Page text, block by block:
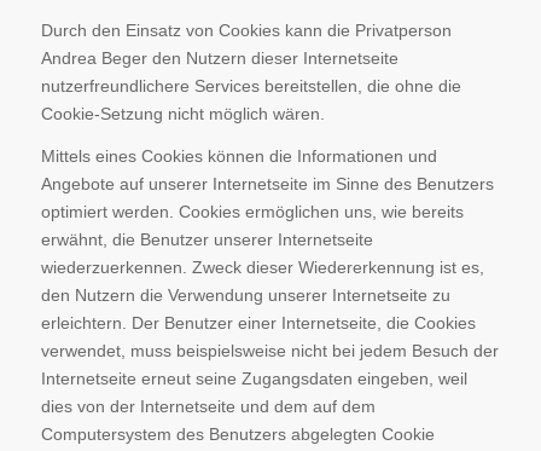
Durch den Einsatz von Cookies kann die Privatperson
Andrea Beger den Nutzern dieser Internetseite
nutzerfreundlichere Services bereitstellen, die ohne die
Cookie-Setzung nicht möglich wären.
Mittels eines Cookies können die Informationen und
Angebote auf unserer Internetseite im Sinne des Benutzers
optimiert werden. Cookies ermöglichen uns, wie bereits
erwähnt, die Benutzer unserer Internetseite
wiederzuerkennen. Zweck dieser Wiedererkennung ist es,
den Nutzern die Verwendung unserer Internetseite zu
erleichtern. Der Benutzer einer Internetseite, die Cookies
verwendet, muss beispielsweise nicht bei jedem Besuch der
Internetseite erneut seine Zugangsdaten eingeben, weil
dies von der Internetseite und dem auf dem
Computersystem des Benutzers abgelegten Cookie